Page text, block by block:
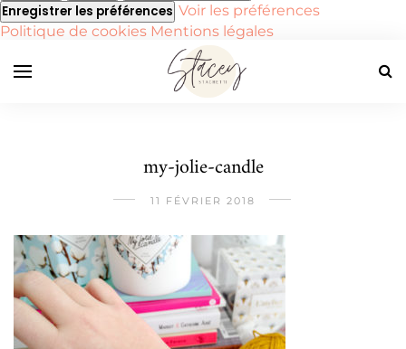
Enregistrer les préférences Voir les préférences
Politique de cookies Mentions légales
my-jolie-candle
11 FÉVRIER 2018